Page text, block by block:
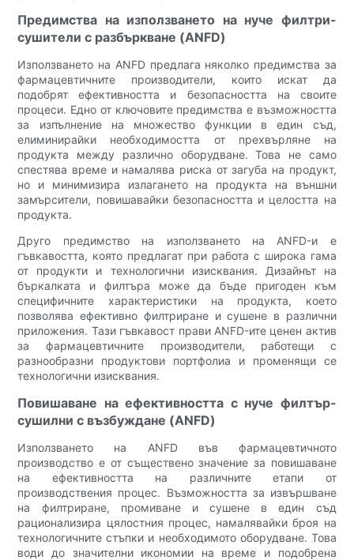
Предимства на използването на нуче филтри-
сушители с разбъркване (ANFD)
Използването на ANFD предлага няколко предимства за
фармацевтичните производители, които искат да
подобрят ефективността и безопасността на своите
процеси. Едно от ключовите предимства е възможността
за изпълнение на множество функции в един съд,
елиминирайки необходимостта от прехвърляне на
продукта между различно оборудване. Това не само
спестява време и намалява риска от загуба на продукт,
но и минимизира излагането на продукта на външни
замърсители, повишавайки безопасността и целостта на
продукта.
Друго предимство на използването на ANFD-и е
гъвкавостта, която предлагат при работа с широка гама
от продукти и технологични изисквания. Дизайнът на
бъркалката и филтъра може да бъде пригоден към
специфичните характеристики на продукта, което
позволява ефективно филтриране и сушене в различни
приложения. Тази гъвкавост прави ANFD-ите ценен актив
за фармацевтичните производители, работещи с
разнообразни продуктови портфолиа и променящи се
технологични изисквания.
Повишаване на ефективността с нуче филтър-
сушилни с възбуждане (ANFD)
Използването на ANFD във фармацевтичното
производство е от съществено значение за повишаване
на ефективността на различните етапи от
производствения процес. Възможността за извършване
на филтриране, промиване и сушене в един съд
рационализира цялостния процес, намалявайки броя на
технологичните стъпки и необходимото оборудване. Това
води до значителни икономии на време и подобрена